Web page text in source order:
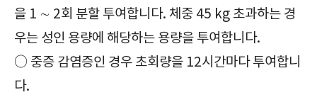
을 1 ∼ 2회 분할 투여합니다. 체중 45 kg 초과하는 경
우는 성인 용량에 해당하는 용량을 투여합니다.
○ 중증 감염증인 경우 초회량을 12시간마다 투여합니
다.